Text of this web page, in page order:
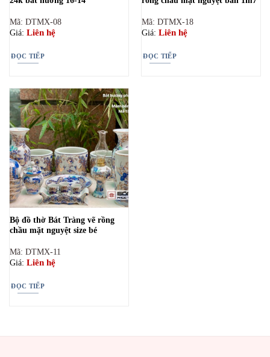
Mã: DTMX-08
Giá: Liên hệ
ĐỌC TIẾP
Mã: DTMX-18
Giá: Liên hệ
ĐỌC TIẾP
Bộ đồ thờ Bát Tràng vẽ rồng
chầu mặt nguyệt size bé
Mã: DTMX-11
Giá: Liên hệ
ĐỌC TIẾP